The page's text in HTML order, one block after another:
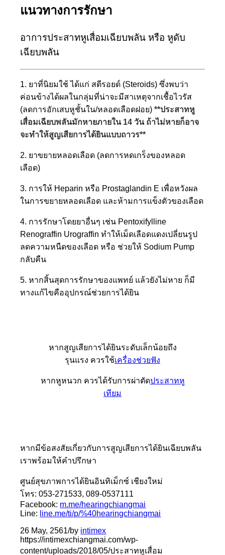
แนวทางการรักษา
อาการประสาทหูเสื่อมเฉียบพลัน หรือ หูดับ
เฉียบพลัน
1. ยาที่นิยมใช้ ได้แก่ สตีรอยด์ (Steroids) ซึ่งพบว่า
ค่อนข้างได้ผลในกลุ่มที่น่าจะมีสาเหตุจากเชื้อไวรัส
(ลดการอักเสบหูชั้นใน/หลอดเลือดฝอย)**ประสาทหู
เสื่อมเฉียบพลันมักหายภายใน 14 วัน ถ้าไม่หายก็อาจ
จะทำให้สูญเสียการได้ยินแบบถาวร**
2. ยาขยายหลอดเลือด (ลดการหดเกร็งของหลอด
เลือด)
3. การให้ Heparin หรือ Prostaglandin E เพื่อหวังผล
ในการขยายหลอดเลือด และห้ามการแข็งตัวของเลือด
4. การรักษาโดยยาอื่นๆ เช่น Pentoxifylline
Renograffin Urograffin ทำให้เม็ดเลือดแดงเปลี่ยนรูป
ลดความหนืดของเลือด หรือ ช่วยให้ Sodium Pump
กลับคืน
5. หากสิ้นสุดการรักษาของแพทย์ แล้วยังไม่หาย ก็มี
ทางแก้ไขคืออุปกรณ์ช่วยการได้ยิน
หากสูญเสียการได้ยินระดับเล็กน้อยถึง
รุนแรง ควรใช้เครื่องช่วยฟัง
หากหูหนวก ควรได้รับการผ่าตัดประสาทหู
เทียม
หากมีข้อสงสัยเกี่ยวกับการสูญเสียการได้ยินเฉียบพลัน
เราพร้อมให้คำปรึกษา
ศูนย์สุขภาพการได้ยินอินทิเม็กซ์ เชียงใหม่
โทร: 053-271533, 089-0537111
Facebook: m.me/hearingchiangmai
Line: line.me/ti/p/%40hearingchiangmai
26 May, 2561/by intimex
https://intimexchiangmai.com/wp-
content/uploads/2018/05/ประสาทหูเสื่อม